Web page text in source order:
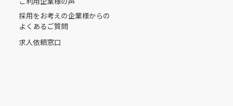
採用をお考えの企業様からの
よくあるご質問
求人依頼窓口